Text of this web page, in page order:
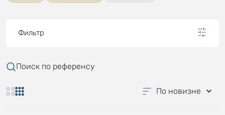
Фильтр
Поиск по референсу
По новизне